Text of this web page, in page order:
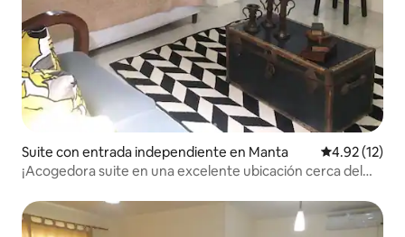
Suite con entrada independiente en Manta Calificación
4.92 (12)
¡Acogedora suite en una excelente ubicación cerca del